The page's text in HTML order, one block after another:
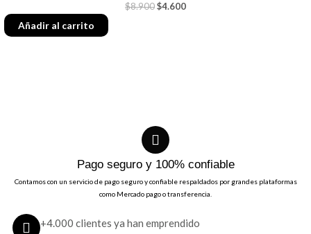
$8.900E
o
o
r
g
n
$4.600E
c
u
l
Añadir al carrito
Pago seguro y 100% confiable
Contamos con un servicio de pago seguro y confiable respaldados por grandes plataformas
como Mercado pago o transferencia.
+4.000 clientes ya han emprendido